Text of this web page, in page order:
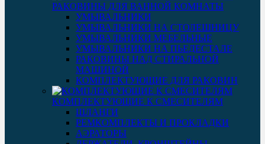
РАКОВИНЫ ДЛЯ ВАННОЙ КОМНАТЫ
УМЫВАЛЬНИКИ
УМЫВАЛЬНИКИ НА СТОЛЕШНИЦУ
УМЫВАЛЬНИКИ МЕБЕЛЬНЫЕ
УМЫВАЛЬНИКИ НА ПЬЕДЕСТАЛЕ
РАКОВИНЫ НАД СТИРАЛЬНОЙ
МАШИНОЙ
КОМПЛЕКТУЮЩИЕ ДЛЯ РАКОВИН
КОМПЛЕКТУЮЩИЕ К СМЕСИТЕЛЯМ
ШЛАНГИ
РЕМКОМПЛЕКТЫ И ПРОКЛАДКИ
АЭРАТОРЫ